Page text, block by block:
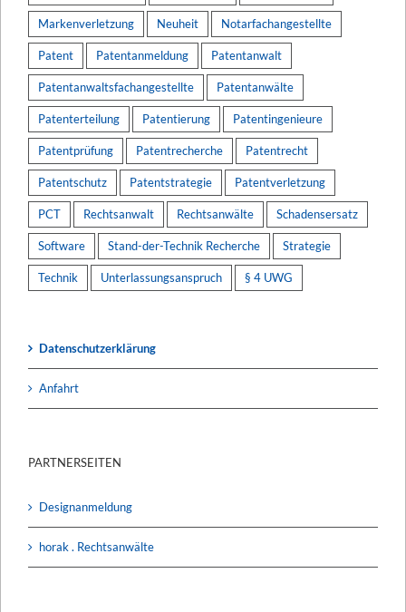
Markenverletzung Neuheit Notarfachangestellte
Patent Patentanmeldung Patentanwalt
Patentanwaltsfachangestellte Patentanwälte
Patenterteilung Patentierung Patentingenieure
Patentprüfung Patentrecherche Patentrecht
Patentschutz Patentstrategie Patentverletzung
PCT Rechtsanwalt Rechtsanwälte Schadensersatz
Software Stand-der-Technik Recherche Strategie
Technik Unterlassungsanspruch § 4 UWG
Datenschutzerklärung
Anfahrt
PARTNERSEITEN
Designanmeldung
horak . Rechtsanwälte